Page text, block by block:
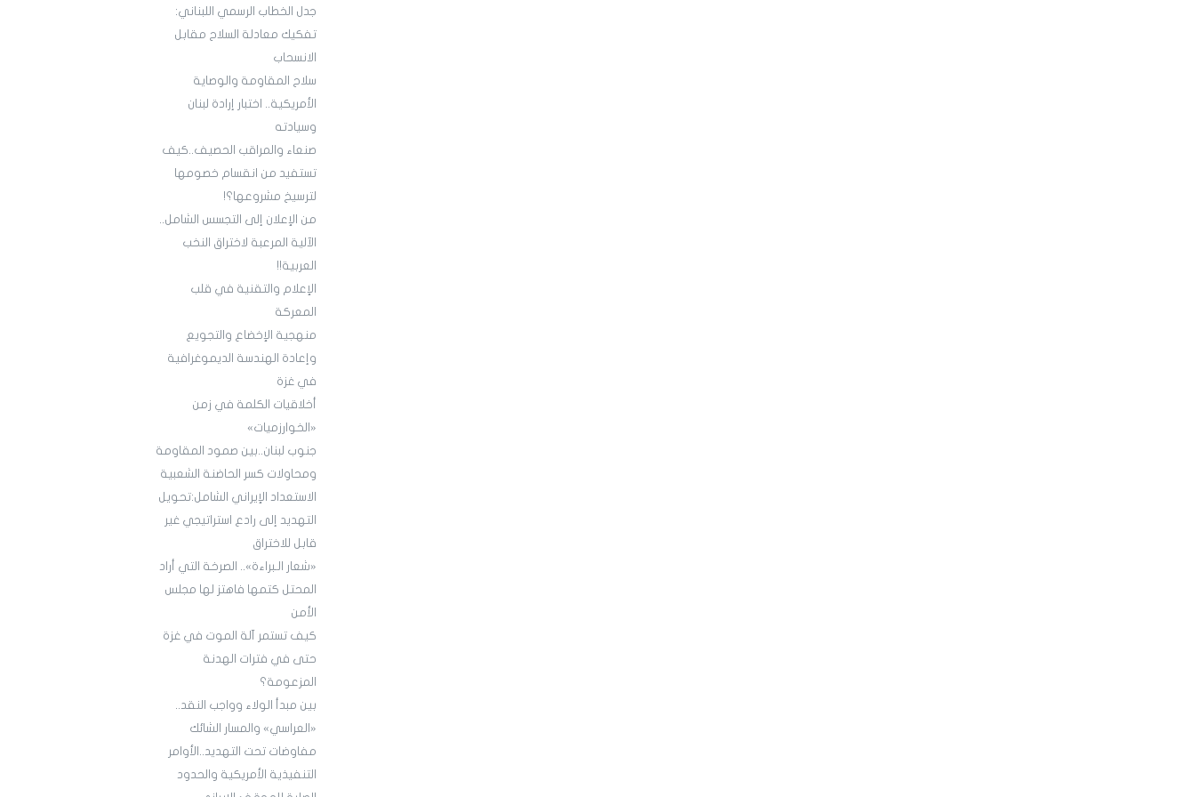
جدل الخطاب الرسمي اللبناني:
تفكيك معادلة السلاح مقابل
الانسحاب
سلاح المقاومة والوصاية
الأمريكية.. اختبار إرادة لبنان
وسيادته
صنعاء والمراقب الحصيف..كيف
تستفيد من انقسام خصومها
لترسيخ مشروعها؟!
من الإعلان إلى التجسس الشامل..
الآلية المرعبة لاختراق النخب
العربية!!
الإعلام والتقنية في قلب
المعركة
منهجية الإخضاع والتجويع
وإعادة الهندسة الديموغرافية
في غزة
أخلاقيات الكلمة في زمن
«الخوارزميات»
جنوب لبنان..بين صمود المقاومة
ومحاولات كسر الحاضنة الشعبية
الاستعداد الإيراني الشامل:تحويل
التهديد إلى رادع استراتيجي غير
قابل للاختراق
«شعار الـبراءة».. الصرخة التي أراد
المحتل كتمها فاهتز لها مجلس
الأمن
كيف تستمر آلة الموت في غزة
حتى في فترات الهدنة
المزعومة؟
بين مبدأ الولاء وواجب النقد..
«العراسي» والمسار الشائك
مفاوضات تحت التهديد..الأوامر
التنفيذية الأمريكية والحدود